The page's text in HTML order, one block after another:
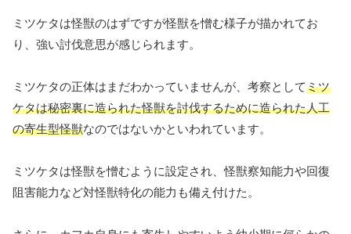
ミツケタは怪獣のはずですが怪獣を憎む様子が描かれてお
り、強い討伐意思が感じられます。
ミツケタの正体はまだわかっていませんが、考察としてミツ
ケタは秘密裏に造られた怪獣を討伐するために造られた人工
の寄生型怪獣なのではないかといわれています。
ミツケタは怪獣を憎むように設定され、怪獣察知能力や回復
阻害能力など対怪獣特化の能力も備え付けた。